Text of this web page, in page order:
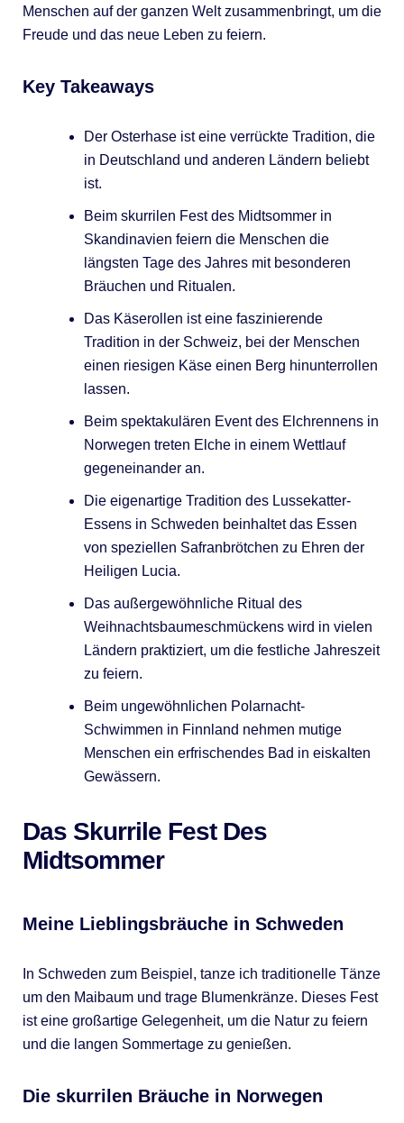
Menschen auf der ganzen Welt zusammenbringt, um die
Freude und das neue Leben zu feiern.
Key Takeaways
Der Osterhase ist eine verrückte Tradition, die
in Deutschland und anderen Ländern beliebt
ist.
Beim skurrilen Fest des Midtsommer in
Skandinavien feiern die Menschen die
längsten Tage des Jahres mit besonderen
Bräuchen und Ritualen.
Das Käserollen ist eine faszinierende
Tradition in der Schweiz, bei der Menschen
einen riesigen Käse einen Berg hinunterrollen
lassen.
Beim spektakulären Event des Elchrennens in
Norwegen treten Elche in einem Wettlauf
gegeneinander an.
Die eigenartige Tradition des Lussekatter-
Essens in Schweden beinhaltet das Essen
von speziellen Safranbrötchen zu Ehren der
Heiligen Lucia.
Das außergewöhnliche Ritual des
Weihnachtsbaumeschmückens wird in vielen
Ländern praktiziert, um die festliche Jahreszeit
zu feiern.
Beim ungewöhnlichen Polarnacht-
Schwimmen in Finnland nehmen mutige
Menschen ein erfrischendes Bad in eiskalten
Gewässern.
Das Skurrile Fest Des
Midtsommer
Meine Lieblingsbräuche in Schweden
In Schweden zum Beispiel, tanze ich traditionelle Tänze
um den Maibaum und trage Blumenkränze. Dieses Fest
ist eine großartige Gelegenheit, um die Natur zu feiern
und die langen Sommertage zu genießen.
Die skurrilen Bräuche in Norwegen